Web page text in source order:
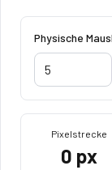
Physische
Pixelstrecke
0 px